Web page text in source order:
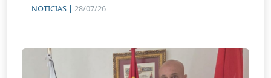
NOTICIAS | 28/07/26